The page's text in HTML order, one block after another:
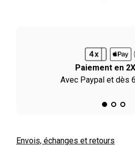
Paiement en
Avec Paypal et dès
Envois, échanges et retours